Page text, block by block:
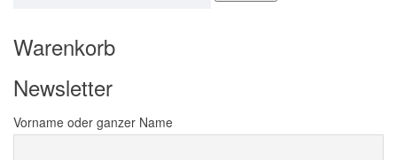
Warenkorb
Newsletter
Vorname oder ganzer Name